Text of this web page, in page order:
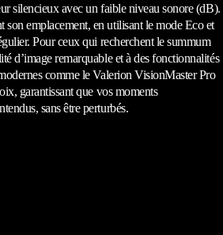
silencieux avec un faible niveau sonore (dB).
son emplacement, en utilisant le mode Eco et
Pour ceux qui recherchent le summum
d’image remarquable et à des fonctionnalités
comme le Valerion VisionMaster Pro
garantissant que vos moments
sans être perturbés.